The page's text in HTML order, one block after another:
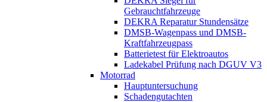
Gebrauchtfahrzeuge
DEKRA Reparatur Stundensätze
DMSB-Wagenpass und DMSB-
Kraftfahrzeugpass
Batterietest für Elektroautos
Ladekabel Prüfung nach DGUV V3
Motorrad
Hauptuntersuchung
Schadengutachten